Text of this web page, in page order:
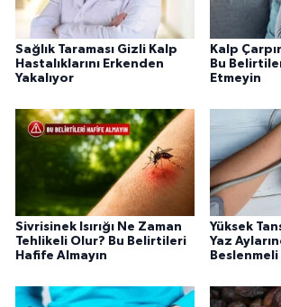
Sağlık Taraması Gizli Kalp
Hastalıklarını Erkenden
Yakalıyor
Kalp
Bu
Etmeyin
Sivrisinek Isırığı Ne Zaman
Tehlikeli Olur? Bu Belirtileri
Hafife Almayın
Yüksek
Yaz
Beslenmeli